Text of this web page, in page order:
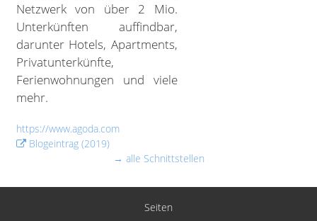
Netzwerk von über 2 Mio.
Unterkünften auffindbar,
darunter Hotels, Apartments,
Privatunterkünfte,
Ferienwohnungen und viele
mehr.
https://www.agoda.com
Blogeintrag (2019)
→ alle Schnittstellen
Seiten